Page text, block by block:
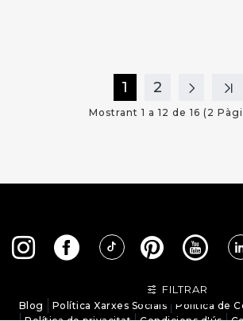
1 2
Mostrant 1 a 12 de 16 (2
Blog Política Xarxes Socials Política de
FILTRAR